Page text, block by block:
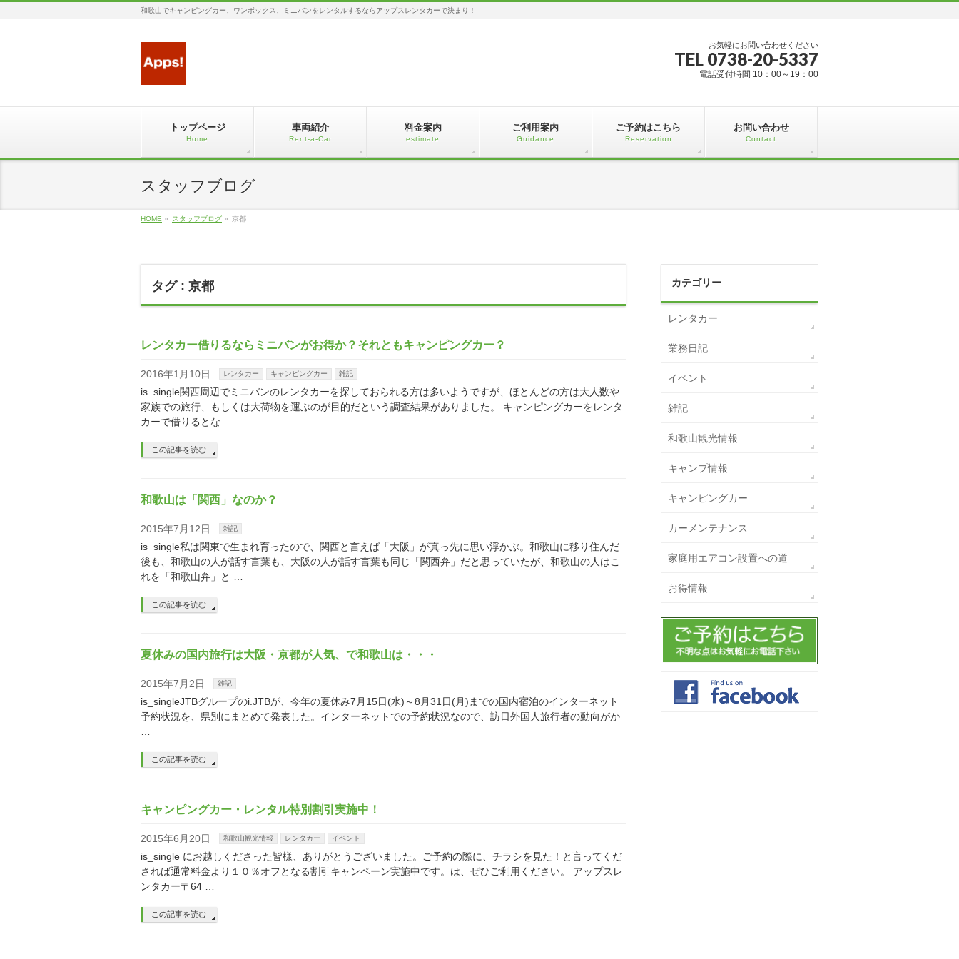
和歌山でキャンピングカー、ワンボックス、ミニバンをレンタルするならアップスレンタカーで決まり！
お気軽にお問い合わせください
TEL 0738-20-5337
電話受付時間 10：00～19：00
トップページ
Home
車両紹介
Rent-a-Car
料金案内
estimate
ご利用案内
Guidance
ご予約はこちら
Reservation
お問い合わせ
Contact
スタッフブログ
HOME » スタッフブログ » 京都
タグ : 京都
レンタカー借りるならミニバンがお得か？それともキャンピングカー？
2016年1月10日 レンタカー キャンピングカー 雑記
is_single関西周辺でミニバンのレンタカーを探しておられる方は多いようですが、ほとんどの方は大人数や
家族での旅行、もしくは大荷物を運ぶのが目的だという調査結果がありました。 キャンピングカーをレンタ
カーで借りるとな …
この記事を読む
和歌山は「関西」なのか？
2015年7月12日 雑記
is_single私は関東で生まれ育ったので、関西と言えば「大阪」が真っ先に思い浮かぶ。和歌山に移り住んだ
後も、和歌山の人が話す言葉も、大阪の人が話す言葉も同じ「関西弁」だと思っていたが、和歌山の人はこ
れを「和歌山弁」と …
この記事を読む
夏休みの国内旅行は大阪・京都が人気、で和歌山は・・・
2015年7月2日 雑記
is_singleJTBグループのi.JTBが、今年の夏休み7月15日(水)～8月31日(月)までの国内宿泊のインターネット
予約状況を、県別にまとめて発表した。インターネットでの予約状況なので、訪日外国人旅行者の動向がか
この記事を読む
キャンピングカー・レンタル特別割引実施中！
2015年6月20日 和歌山観光情報 レンタカー イベント
is_single にお越しくださった皆様、ありがとうございました。ご予約の際に、チラシを見た！と言ってくだ
されば通常料金より１０％オフとなる割引キャンペーン実施中です。は、ぜひご利用ください。 アップスレ
ンタカー〒64 …
この記事を読む
カテゴリー
レンタカー
業務日記
イベント
雑記
和歌山観光情報
キャンプ情報
キャンピングカー
カーメンテナンス
家庭用エアコン設置への道
お得情報